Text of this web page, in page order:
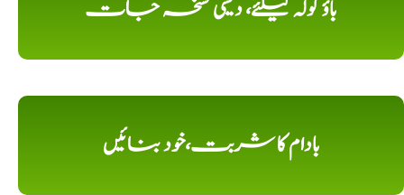
باؤ گولہ کیلئے، دیسی نسخہ جات
بادام کا شربت،خود بنائیں